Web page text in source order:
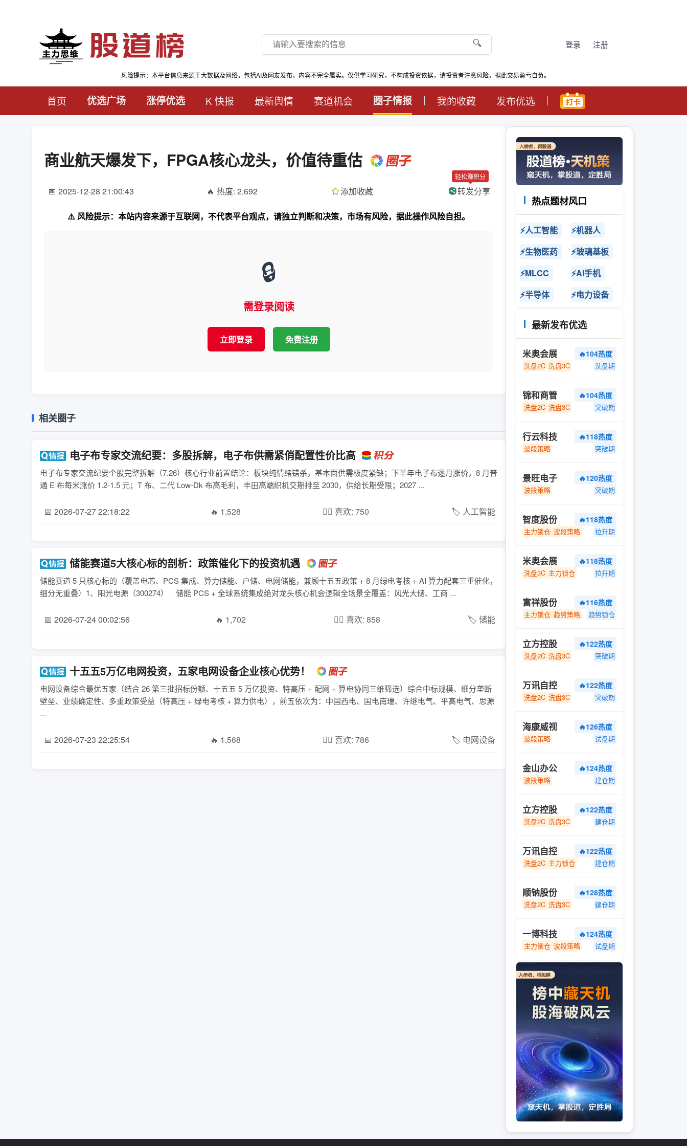
🔍 登录 注册
风险提示：本平台信息来源于大数据及网络，包括AI及网友发布，内容不完全属实。仅供学习研究，不构成投资依据，请投资者注意风险，据此交易盈亏自负。
首页 优选广场 涨停优选 K 快报 最新舆情 赛道机会 圈子情报 我的收藏 发布优选
商业航天爆发下，FPGA核心龙头，价值待重估
📅 2025-12-28 21:00:43 🔥 热度: 2,692 添加收藏
轻松赚积分
转发分享
⚠️ 风险提示：本站内容来源于互联网，不代表平台观点，请独立判断和决策，市场有风险，据此操作风险自担。
🔒
需登录阅读
立即登录 免费注册
相关圈子
电子布专家交流纪要：多股拆解，电子布供需紧俏配置性价比高
电子布专家交流纪要个股完整拆解（7.26）核心行业前置结论：板块纯情绪错杀，基本面供需极度紧缺；下半年电子布逐月涨价，8 月普
通 E 布每米涨价 1.2-1.5 元；T 布、二代 Low-Dk 布高毛利，丰田高端织机交期排至 2030，供给长期受限；2027 ...
📅 2026-07-27 22:18:22 🔥 1,528 ❤️‍🔥 喜欢: 750 🏷️ 人工智能
储能赛道5大核心标的剖析：政策催化下的投资机遇
储能赛道 5 只核心标的（覆盖电芯、PCS 集成、算力储能、户储、电网储能，兼顾十五五政策 + 8 月绿电考核 + AI 算力配套三重催化，
细分无重叠）1、阳光电源（300274）｜储能 PCS + 全球系统集成绝对龙头核心机会逻辑全场景全覆盖：风光大储、工商 ...
📅 2026-07-24 00:02:56 🔥 1,702 ❤️‍🔥 喜欢: 858 🏷️ 储能
十五五5万亿电网投资，五家电网设备企业核心优势！
电网设备综合最优五家（结合 26 第三批招标份额、十五五 5 万亿投资、特高压 + 配网 + 算电协同三维筛选）综合中标规模、细分垄断
壁垒、业绩确定性、多重政策受益（特高压 + 绿电考核 + 算力供电），前五依次为：中国西电、国电南瑞、许继电气、平高电气、思源
...
📅 2026-07-23 22:25:54 🔥 1,568 ❤️‍🔥 喜欢: 786 🏷️ 电网设备
热点题材风口
⚡人工智能
⚡机器人
⚡生物医药
⚡玻璃基板
⚡MLCC
⚡AI手机
⚡半导体
⚡电力设备
最新发布优选
米奥会展 🔥104热度
洗盘2C 洗盘3C 洗盘期
锦和商管 🔥104热度
洗盘2C 洗盘3C 突破期
行云科技 🔥118热度
波段策略 突破期
景旺电子 🔥120热度
波段策略 突破期
智度股份 🔥118热度
主力锁仓 波段策略 拉升期
米奥会展 🔥118热度
洗盘3C 主力锁仓 拉升期
富祥股份 🔥116热度
主力锁仓 趋势策略 趋势锁仓
立方控股 🔥122热度
洗盘2C 洗盘3C 突破期
万讯自控 🔥122热度
洗盘2C 洗盘3C 突破期
海康威视 🔥126热度
波段策略 试盘期
金山办公 🔥124热度
波段策略 建仓期
立方控股 🔥122热度
洗盘2C 洗盘3C 建仓期
万讯自控 🔥122热度
洗盘2C 主力锁仓 建仓期
顺钠股份 🔥128热度
洗盘2C 洗盘3C 建仓期
一博科技 🔥124热度
主力锁仓 波段策略 试盘期